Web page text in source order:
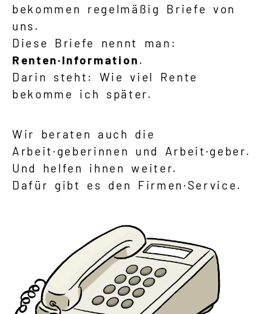
bekommen regelmäßig Briefe von
uns.
Diese Briefe nennt man:
Renten·Information.
Darin steht: Wie viel Rente
bekomme ich später.
Wir beraten auch die
Arbeit·geberinnen und Arbeit·geber.
Und helfen ihnen weiter.
Dafür gibt es den Firmen·Service.